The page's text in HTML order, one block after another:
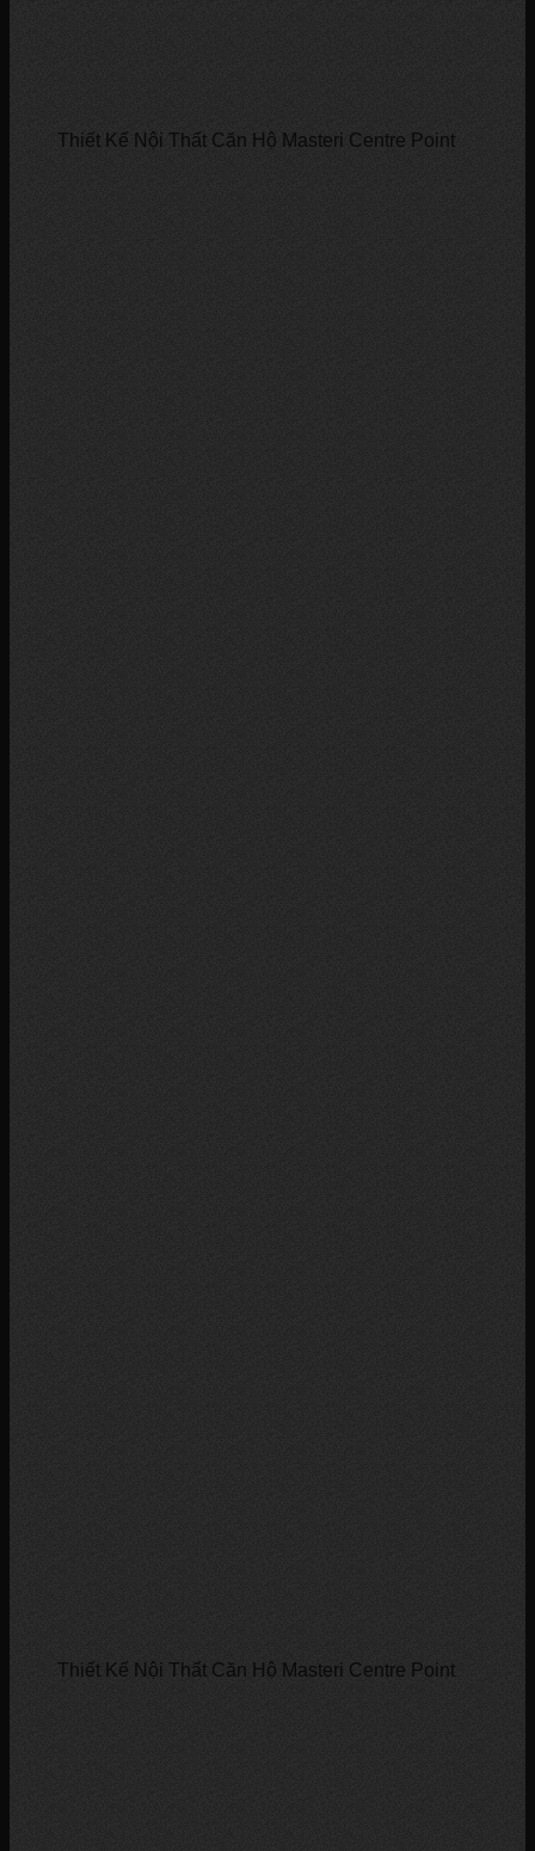
Thiết Kế Nội Thất Căn Hộ Masteri Centre Point
Thiết Kế Nội Thất Căn Hộ Masteri Centre Point